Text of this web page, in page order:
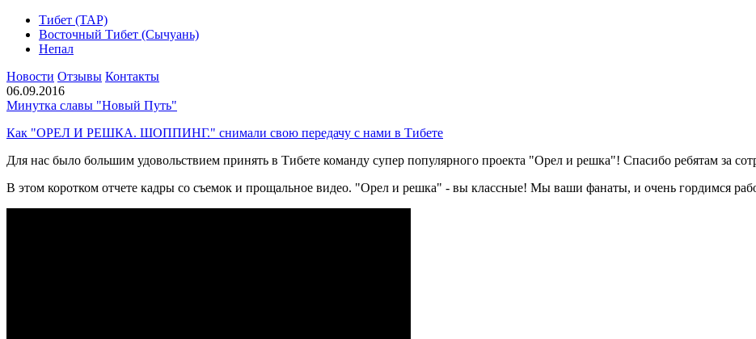
Тибет (ТАР)
Восточный Тибет (Сычуань)
Непал
Новости Отзывы Контакты
06.09.2016
Минутка славы "Новый Путь"
Как "ОРЕЛ И РЕШКА. ШОППИНГ." снимали свою передачу с нами в Тибете
Для нас было большим удовольствием принять в Тибете команду супер популярного проекта "Орел и решка"! Спасибо ребятам за
В этом коротком отчете кадры со съемок и прощальное видео. "Орел и решка" - вы классные! Мы ваши фанаты, и очень гордимся